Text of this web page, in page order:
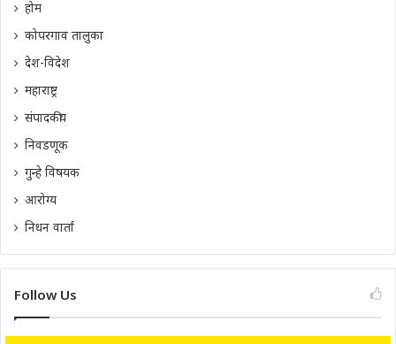
होम
कोपरगाव तालुका
देश-विदेश
महाराष्ट्र
संपादकीय
निवडणूक
गुन्हे विषयक
आरोग्य
निधन वार्ता
Follow Us